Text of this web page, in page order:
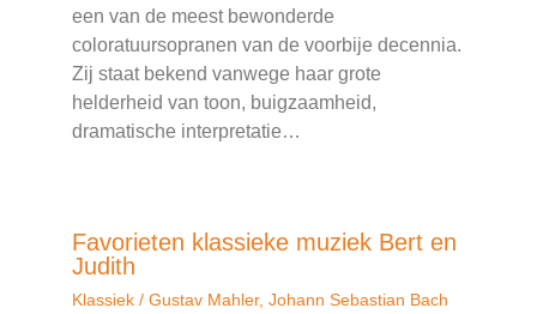
een van de meest bewonderde
coloratuursopranen van de voorbije decennia.
Zij staat bekend vanwege haar grote
helderheid van toon, buigzaamheid,
dramatische interpretatie…
Favorieten klassieke muziek Bert en
Judith
Klassiek / Gustav Mahler, Johann Sebastian Bach